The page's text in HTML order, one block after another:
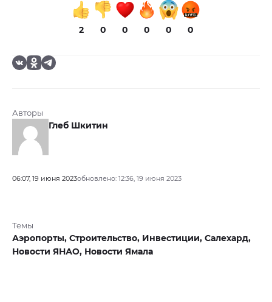
2 0 0 0 0 0
Авторы
Глеб Шкитин
06:07, 19 июня 2023обновлено: 12:36, 19 июня 2023
Темы
Аэропорты, Строительство, Инвестиции, Салехард,
Новости ЯНАО, Новости Ямала